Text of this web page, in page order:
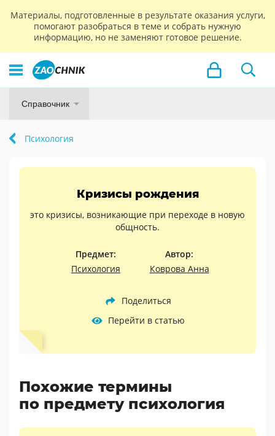
Материалы, подготовленные в результате оказания услуги,
помогают разобраться в теме и собрать нужную
информацию, но не заменяют готовое решение.
Справочник
Психология
Кризисы рождения
это кризисы, возникающие при переходе в новую
общность.
Предмет:
Психология
Автор:
Коврова Анна
Поделиться
Перейти в статью
Похожие термины
по предмету психология